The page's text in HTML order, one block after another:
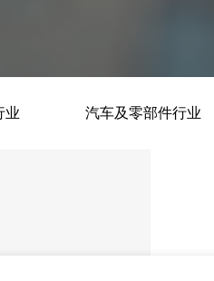
业 汽车及零部件行业